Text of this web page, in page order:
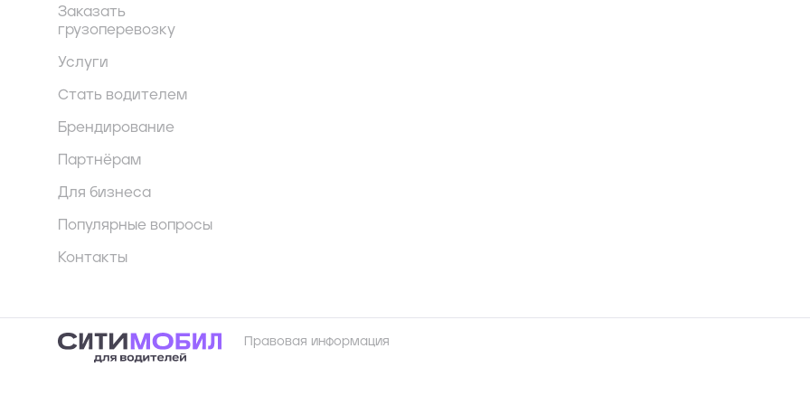
Заказать
грузоперевозку
Услуги
Стать водителем
Брендирование
Партнёрам
Для бизнеса
Популярные вопросы
Контакты
Правовая информация